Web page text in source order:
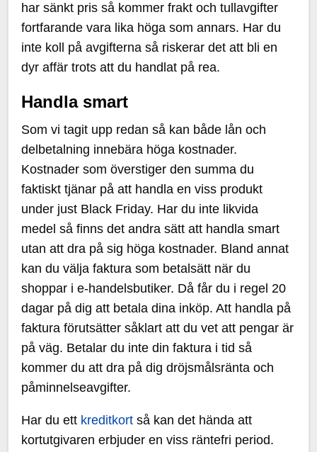
har sänkt pris så kommer frakt och tullavgifter
fortfarande vara lika höga som annars. Har du
inte koll på avgifterna så riskerar det att bli en
dyr affär trots att du handlat på rea.
Handla smart
Som vi tagit upp redan så kan både lån och
delbetalning innebära höga kostnader.
Kostnader som överstiger den summa du
faktiskt tjänar på att handla en viss produkt
under just Black Friday. Har du inte likvida
medel så finns det andra sätt att handla smart
utan att dra på sig höga kostnader. Bland annat
kan du välja faktura som betalsätt när du
shoppar i e-handelsbutiker. Då får du i regel 20
dagar på dig att betala dina inköp. Att handla på
faktura förutsätter såklart att du vet att pengar är
på väg. Betalar du inte din faktura i tid så
kommer du att dra på dig dröjsmålsränta och
påminnelseavgifter.
Har du ett kreditkort så kan det hända att
kortutgivaren erbjuder en viss räntefri period.